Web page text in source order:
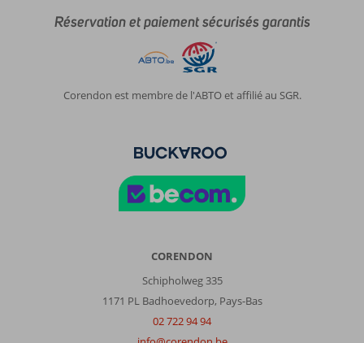
Réservation et paiement sécurisés garantis
Corendon est membre de l'ABTO et affilié au SGR.
CORENDON
Schipholweg 335
1171 PL Badhoevedorp, Pays-Bas
02 722 94 94